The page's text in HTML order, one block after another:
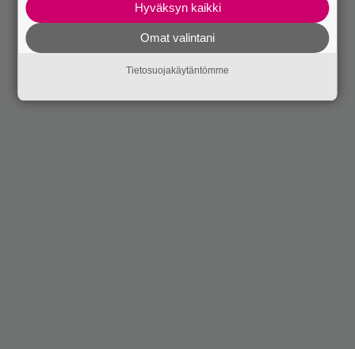
Hyväksyn kaikki
Omat valintani
Tietosuojakäytäntömme